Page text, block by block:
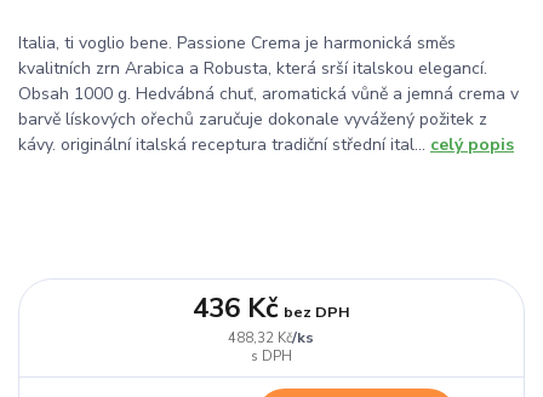
Italia, ti voglio bene. Passione Crema je harmonická směs
kvalitních zrn Arabica a Robusta, která srší italskou elegancí.
Obsah 1000 g. Hedvábná chuť, aromatická vůně a jemná crema v
barvě lískových ořechů zaručuje dokonale vyvážený požitek z
kávy. originální italská receptura tradiční střední ital... celý popis
488,32 Kč/ks
436 Kč bez DPH